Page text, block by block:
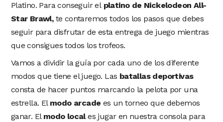
Platino. Para conseguir el platino de Nickelodeon All-
Star Brawl,te contaremos todos los pasos que debes
seguir para disfrutar de esta entrega de juego mientras
que consigues todos los trofeos.
Vamos a dividir la guía por cada uno de los diferente
modos que tiene el juego. Las batallas deportivas
consta de hacer puntos marcando la pelota por una
estrella. El modo arcade es un torneo que debemos
ganar. El modo locales jugar en nuestra consola para